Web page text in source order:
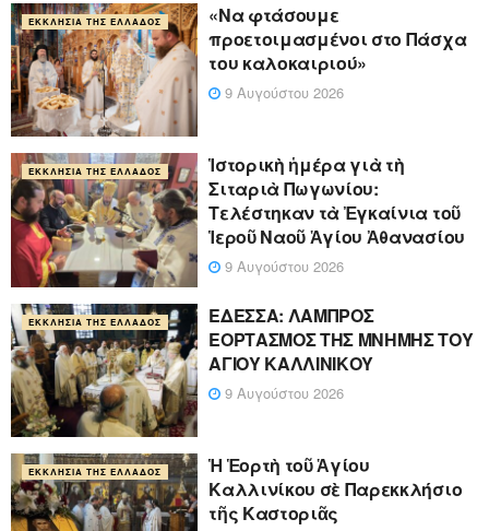
ΕΚΚΛΗΣΊΑ ΤΗΣ ΕΛΛΆΔΟΣ
«Να φτάσουμε
προετοιμασμένοι στο Πάσχα
του καλοκαιριού»
9 Αυγούστου 2026
ΕΚΚΛΗΣΊΑ ΤΗΣ ΕΛΛΆΔΟΣ
Ἱστορικὴ ἡμέρα γιὰ τὴ
Σιταριὰ Πωγωνίου:
Τελέστηκαν τὰ Ἐγκαίνια τοῦ
Ἱεροῦ Ναοῦ Ἁγίου Ἀθανασίου
9 Αυγούστου 2026
ΕΚΚΛΗΣΊΑ ΤΗΣ ΕΛΛΆΔΟΣ
ΕΔΕΣΣΑ: ΛΑΜΠΡΟΣ
ΕΟΡΤΑΣΜΟΣ ΤΗΣ ΜΝΗΜΗΣ ΤΟΥ
ΑΓΙΟΥ ΚΑΛΛΙΝΙΚΟΥ
9 Αυγούστου 2026
ΕΚΚΛΗΣΊΑ ΤΗΣ ΕΛΛΆΔΟΣ
Ἡ Ἑορτὴ τοῦ Ἁγίου
Καλλινίκου σὲ Παρεκκλήσιο
τῆς Καστοριᾶς